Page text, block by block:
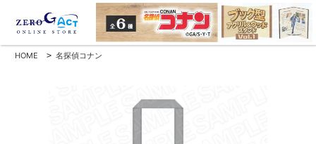
HOME > 名探偵コナン